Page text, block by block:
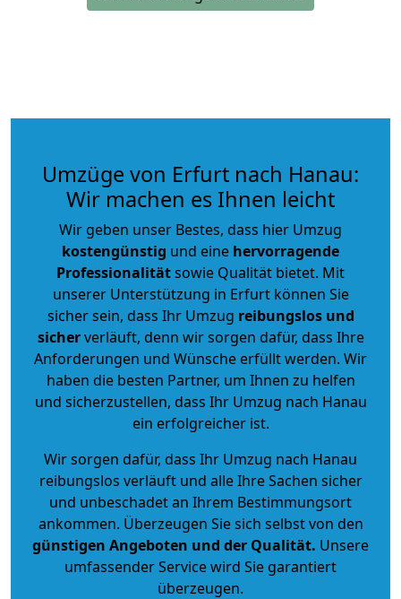
Umzüge von Erfurt nach Hanau:
Wir machen es Ihnen leicht
Wir geben unser Bestes, dass hier Umzug
kostengünstig und eine hervorragende
Professionalitätsowie Qualität bietet. Mit
unserer Unterstützung in Erfurt können Sie
sicher sein, dass Ihr Umzug reibungslos und
sicherverläuft, denn wir sorgen dafür, dass Ihre
Anforderungen und Wünsche erfüllt werden. Wir
haben die besten Partner, um Ihnen zu helfen
und sicherzustellen, dass Ihr Umzug nach Hanau
ein erfolgreicher ist.
Wir sorgen dafür, dass Ihr Umzug nach Hanau
reibungslos verläuft und alle Ihre Sachen sicher
und unbeschadet an Ihrem Bestimmungsort
ankommen. Überzeugen Sie sich selbst von den
günstigen Angeboten und der Qualität. Unsere
umfassender Service wird Sie garantiert
überzeugen.